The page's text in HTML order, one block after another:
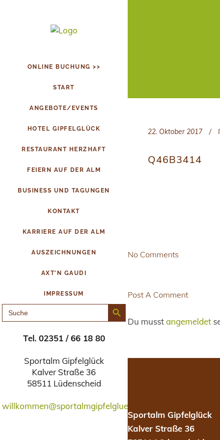
ONLINE BUCHUNG >>
START
ANGEBOTE/EVENTS
HOTEL GIPFELGLÜCK
RESTAURANT HERZHAFT
FEIERN AUF DER ALM
BUSINESS UND TAGUNGEN
KONTAKT
KARRIERE AUF DER ALM
AUSZEICHNUNGEN
AXT’N GAUDI
IMPRESSUM
SEARCH
FOR:
Search Button
Tel. 02351 / 66 18 80
Sportalm Gipfelglück
Kalver Straße 36
58511 Lüdenscheid
willkommen@sportalmgipfelglueck.de
22. Oktober 2017
Q46B3414
No Comments
Post A Comment
Du musstangemeldet
Sportalm Gipfelglück
Kalver Straße 36